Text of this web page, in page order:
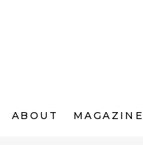
ABOUT MAGAZINE